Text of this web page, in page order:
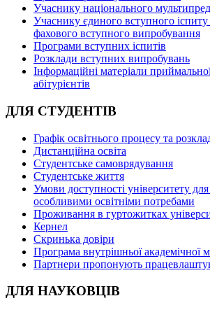
Учаснику національного
Учаснику єдиного вступного
фахового вступного випробування
Програми вступних іспитів
Розклади вступних випробувань
Інформаційні матеріали приймальної
абітурієнтів
ДЛЯ СТУДЕНТІВ
Графік освітнього процесу та
Дистанційна освіта
Студентське самоврядування
Студентське життя
Умови доступності університету
особливими освітніми потребами
Проживання в гуртожитках
Кернел
Скринька довіри
Програма внутрішньої академічної
Партнери пропонують
ДЛЯ НАУКОВЦІВ